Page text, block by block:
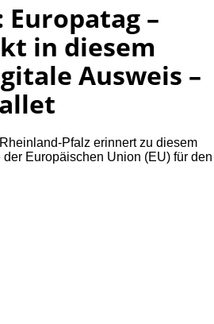
Europatag –
in diesem
Ausweis –
Pfalz erinnert zu diesem
Europäischen Union (EU) für den